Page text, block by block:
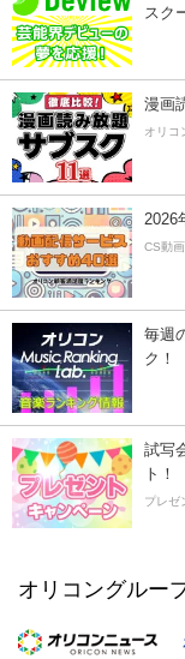
スク
漫画
オリコ
2026
CS動
毎週
ク！
試写
ト！
プレゼ
オリコングルー